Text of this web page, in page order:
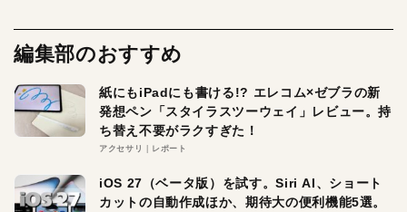
編集部のおすすめ
紙にもiPadにも書ける!? エレコム×ゼブラの新
発想ペン「スタイラスツーウェイ」レビュー。持
ち替え不要がラクすぎた！
アクセサリ レポート
iOS 27（ベータ版）を試す。Siri AI、ショート
カットの自動作成ほか、期待大の便利機能5選。